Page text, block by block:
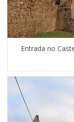
Entrada no